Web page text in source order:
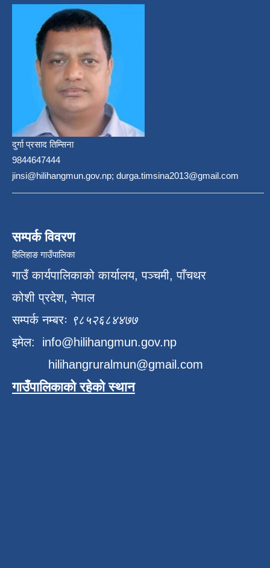
दुर्गा प्रसाद तिम्सिना
9844647444
jinsi@hilihangmun.gov.np; durga.timsina2013@gmail.com
सम्पर्क विवरण
हिलिहाङ गाउँपालिका
गाउँ कार्यपालिकाको कार्यालय, पञ्चमी, पाँचथर
कोशी प्रदेश, नेपाल
सम्पर्क नम्बरः ९८५२६८४४७७
इमेल: info@hilihangmun.gov.np
hilihangruralmun@gmail.com
गाउँपालिकाको रहेको स्थान